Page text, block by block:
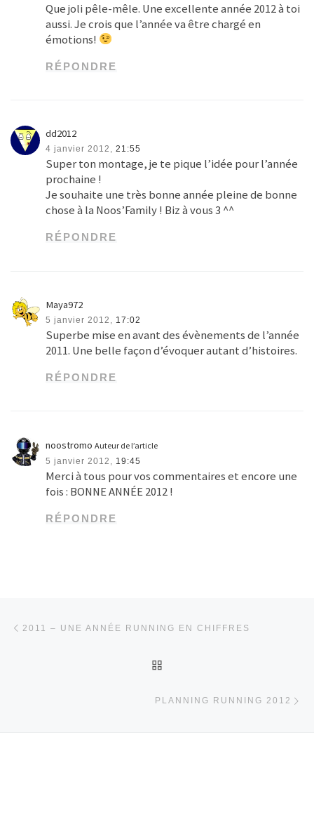
Que joli pêle-mêle. Une excellente année 2012 à toi
aussi. Je crois que l’année va être chargé en
émotions!
RÉPONDRE
dd2012
4 janvier 2012, 21:55
Super ton montage, je te pique l’idée pour l’année
prochaine !
Je souhaite une très bonne année pleine de bonne
chose à la Noos’Family ! Biz à vous 3 ^^
RÉPONDRE
Maya972
5 janvier 2012, 17:02
Superbe mise en avant des évènements de l’année
2011. Une belle façon d’évoquer autant d’histoires.
RÉPONDRE
noostromo Auteur de l’article
5 janvier 2012, 19:45
Merci à tous pour vos commentaires et encore une
fois : BONNE ANNÉE 2012 !
RÉPONDRE
2011 – UNE ANNÉE RUNNING EN CHIFFRES
PLANNING RUNNING 2012